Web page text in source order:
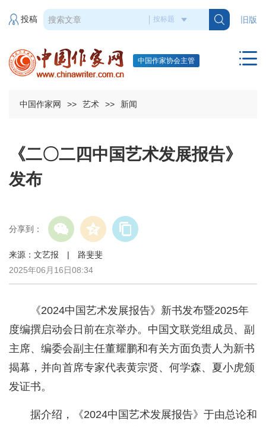
旧版
投稿
中国作家协会主管
中国作家网 >> 艺术 >> 新闻
《二〇二四中国艺术发展报告》
发布
分享到：
来源：文艺报 | 路斐斐
2025年06月16日08:34
《2024中国艺术发展报告》新书发布暨2025年
度编撰启动会日前在京举办。中国文联党组成员、副
主席、编委会副主任董耀鹏和有关方面负责人为新书
揭幕，并向首席专家代表黄宗贤、何学森、夏小虎颁
发证书。
据介绍，《2024中国艺术发展报告》于由总论和